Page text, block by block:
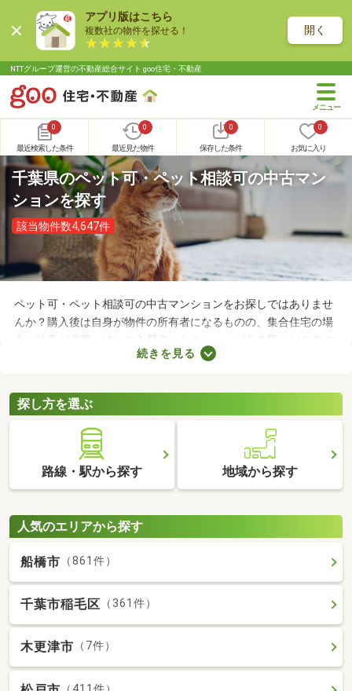
アプリ版はこちら
複数社の物件を探せる！ 開く
NTTグループ運営の不動産総合サイト goo住宅・不動産
0
最近検索した条件
0
最近見た物件
0
保存した条件
0
お気に入り
千葉県のペット可・ペット相談可の中古マン
ションを探す
該当物件数4,647件
ペット可・ペット相談可の中古マンションをお探しではありませ
んか？購入後は自身が物件の所有者になるものの、集合住宅の場
合は注意が必要。ほかの入居者からクレームが入る恐れがあるの
で、大切な家族と引っ越す際は、ペット可の物件を選ぶことが大
するので、ペットと快適に暮らせるお部屋を見つけてください
ね。
続きを見る
探し方を選ぶ
路線・駅から探す 地域から探す
人気のエリアから探す
船橋市 （861件）
千葉市稲毛区 （361件）
木更津市 （7件）
（411件）